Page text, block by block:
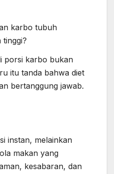
karbo tubuh
tinggi?
porsi karbo bukan
itu tanda bahwa diet
bertanggung jawab.
instan, melainkan
makan yang
kesabaran, dan